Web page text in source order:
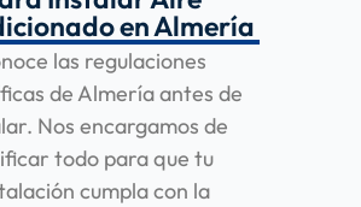
en Almería
las regulaciones
de Almería antes de
Nos encargamos de
todo para que tu
cumpla con la